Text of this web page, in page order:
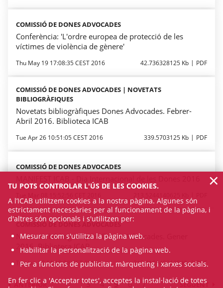
COMISSIÓ DE DONES ADVOCADES
Conferència: 'L'ordre europea de protecció de les
víctimes de violència de gènere'
Thu May 19 17:08:35 CEST 2016 42.736328125 Kb PDF
COMISSIÓ DE DONES ADVOCADES | NOVETATS
BIBLIOGRÀFIQUES
Novetats bibliogràfiques Dones Advocades. Febrer-
Abril 2016. Biblioteca ICAB
Tue Apr 26 10:51:05 CEST 2016 339.5703125 Kb PDF
COMISSIÓ DE DONES ADVOCADES
COMISSIÓ DE DONES ADVOCADES
Novetats bibliogràfiques Dones Advocades. Gener
2016. Biblioteca ICAB
Tue Jan 19 11:18:08 CET 2016 212.4189453125 Kb PDF
ANTERIOR 3 4 5 6 7 SEGÜENT
TU POTS CONTROLAR L'ÚS DE LES COOKIES.
A l’ICAB utilitzem cookies a la nostra pàgina. Algunes són
estrictament necessàries per al funcionament de la pàgina, i
d'altres són opcionals i s'utilitzen per:
Mesurar com s'utilitza la pàgina web.
Habilitar la personalització de la pàgina web.
Per a funcions de publicitat, màrqueting i xarxes socials.
En fer clic a 'Acceptar totes', acceptes la instal·lació de totes
×